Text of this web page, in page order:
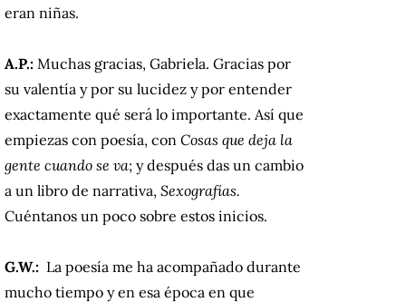
eran niñas.
A.P.: Muchas gracias, Gabriela. Gracias por
su valentía y por su lucidez y por entender
exactamente qué será lo importante. Así que
empiezas con poesía, con Cosas que deja la
gente cuando se va; y después das un cambio
a un libro de narrativa, Sexografías.
Cuéntanos un poco sobre estos inicios.
G.W.: La poesía me ha acompañado durante
mucho tiempo y en esa época en que